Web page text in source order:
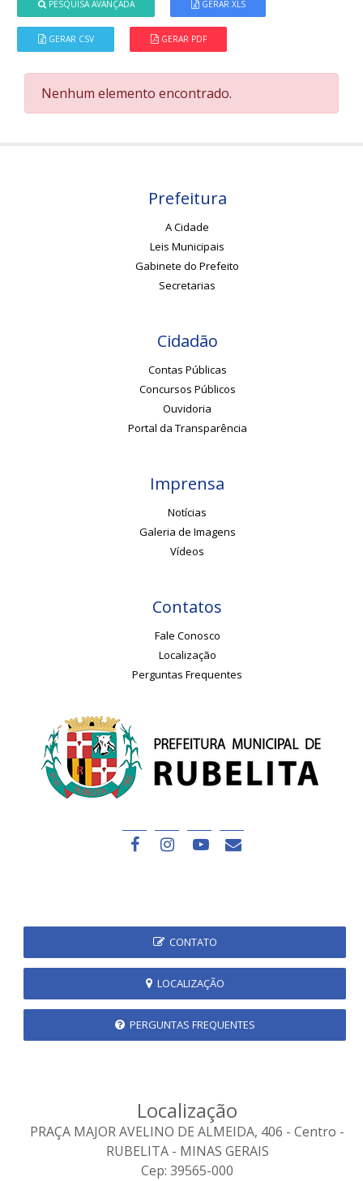
PESQUISA AVANÇADA GERAR XLS
GERAR CSV GERAR PDF
Nenhum elemento encontrado.
Prefeitura
A Cidade
Leis Municipais
Gabinete do Prefeito
Secretarias
Cidadão
Contas Públicas
Concursos Públicos
Ouvidoria
Portal da Transparência
Imprensa
Notícias
Galeria de Imagens
Vídeos
Contatos
Fale Conosco
Localização
Perguntas Frequentes
CONTATO
LOCALIZAÇÃO
PERGUNTAS FREQUENTES
Localização
PRAÇA MAJOR AVELINO DE ALMEIDA, 406 - Centro -
RUBELITA - MINAS GERAIS
Cep: 39565-000